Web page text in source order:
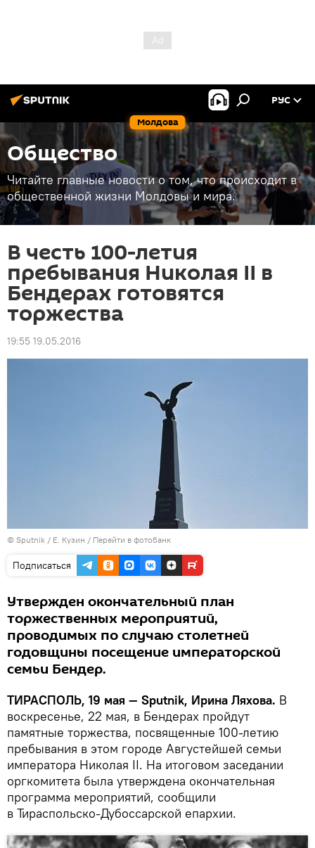
Молдова
РУС
Общество
Читайте главные новости о том, что происходит в
общественной жизни Молдовы и мира.
В честь 100-летия
пребывания Николая II в
Бендерах готовятся
торжества
19:55 19.05.2016
© Sputnik / Е. Кузин / Перейти в фотобанк
Подписаться
Утвержден окончательный план
торжественных мероприятий,
проводимых по случаю столетней
годовщины посещение императорской
семьи Бендер.
ТИРАСПОЛЬ, 19 мая — Sputnik, Ирина Ляхова. В
воскресенье, 22 мая, в Бендерах пройдут
памятные торжества, посвященные 100-летию
пребывания в этом городе Августейшей семьи
императора Николая II. На итоговом заседании
оргкомитета была утверждена окончательная
программа мероприятий, сообщили
в Тираспольско-Дубоссарской епархии.